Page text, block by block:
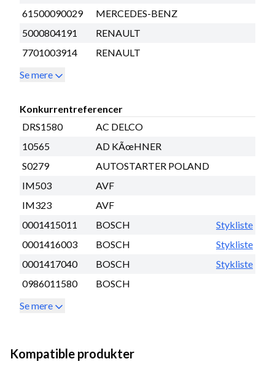
61500090029
MERCEDES-BENZ
5000804191
RENAULT
7701003914
RENAULT
Se mere
Konkurrentreferencer
DRS1580
AC DELCO
10565
AD KÃœHNER
S0279
AUTOSTARTER POLAND
IM503
AVF
IM323
AVF
0001415011
BOSCH
Stykliste
0001416003
BOSCH
Stykliste
0001417040
BOSCH
Stykliste
0986011580
BOSCH
Se mere
Kompatible produkter